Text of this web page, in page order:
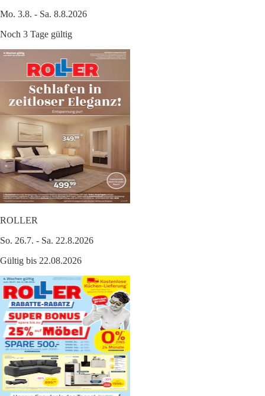
Mo. 3.8. - Sa. 8.8.2026
Noch 3 Tage gültig
ROLLER
So. 26.7. - Sa. 22.8.2026
Gültig bis 22.08.2026